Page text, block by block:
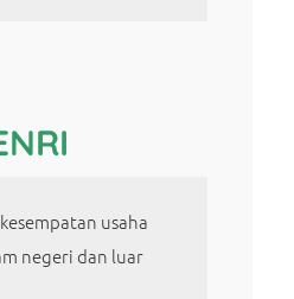
usaha
negeri dan luar